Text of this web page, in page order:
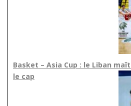
Basket – Asia Cup : le Liban
le cap